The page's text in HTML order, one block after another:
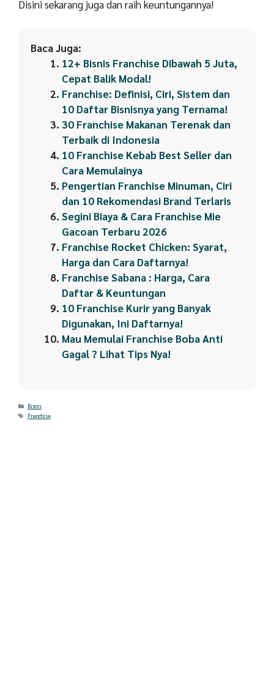
Disini sekarang juga dan raih keuntungannya!
Baca Juga:
12+ Bisnis Franchise Dibawah 5 Juta,
Cepat Balik Modal!
Franchise: Definisi, Ciri, Sistem dan
10 Daftar Bisnisnya yang Ternama!
30 Franchise Makanan Terenak dan
Terbaik di Indonesia
10 Franchise Kebab Best Seller dan
Cara Memulainya
Pengertian Franchise Minuman, Ciri
dan 10 Rekomendasi Brand Terlaris
Segini Biaya & Cara Franchise Mie
Gacoan Terbaru 2026
Franchise Rocket Chicken: Syarat,
Harga dan Cara Daftarnya!
Franchise Sabana : Harga, Cara
Daftar & Keuntungan
10 Franchise Kurir yang Banyak
Digunakan, Ini Daftarnya!
Mau Memulai Franchise Boba Anti
Gagal ? Lihat Tips Nya!
Categories
Bisnis
Tags
Franchise